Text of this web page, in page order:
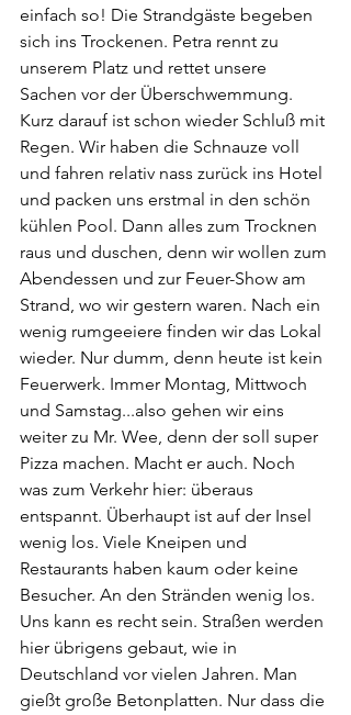
einfach so! Die Strandgäste begeben
sich ins Trockenen. Petra rennt zu
unserem Platz und rettet unsere
Sachen vor der Überschwemmung.
Kurz darauf ist schon wieder Schluß mit
Regen. Wir haben die Schnauze voll
und fahren relativ nass zurück ins Hotel
und packen uns erstmal in den schön
kühlen Pool. Dann alles zum Trocknen
raus und duschen, denn wir wollen zum
Abendessen und zur Feuer-Show am
Strand, wo wir gestern waren. Nach ein
wenig rumgeeiere finden wir das Lokal
wieder. Nur dumm, denn heute ist kein
Feuerwerk. Immer Montag, Mittwoch
und Samstag...also gehen wir eins
weiter zu Mr. Wee, denn der soll super
Pizza machen. Macht er auch. Noch
was zum Verkehr hier: überaus
entspannt. Überhaupt ist auf der Insel
wenig los. Viele Kneipen und
Restaurants haben kaum oder keine
Besucher. An den Stränden wenig los.
Uns kann es recht sein. Straßen werden
hier übrigens gebaut, wie in
Deutschland vor vielen Jahren. Man
gießt große Betonplatten. Nur dass die